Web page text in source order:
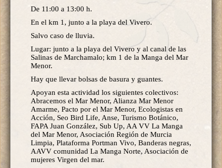
De 11:00 a 13:00 h.
En el km 1, junto a la playa del Vivero.
Salvo caso de lluvia.
Lugar: junto a la playa del Vivero y al canal de las
Salinas de Marchamalo; km 1 de la Manga del Mar
Menor.
Hay que llevar bolsas de basura y guantes.
Apoyan esta actividad los siguientes colectivos:
Abracemos el Mar Menor, Alianza Mar Menor
Amarme, Pacto por el Mar Menor, Ecologistas en
Acción, Seo Bird Life, Anse, Turismo Botánico,
FAPA Juan González, Sub Up, AA VV La Manga
del Mar Menor, Asociación Región de Murcia
Limpia, Plataforma Portman Vivo, Banderas negras,
AAVV comunidad La Manga Norte, Asociación de
mujeres Virgen del mar.